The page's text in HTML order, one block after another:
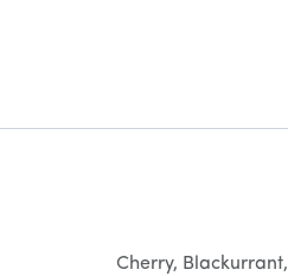
Cherry, Blackurrant,